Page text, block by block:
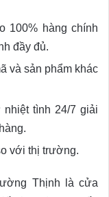
100% hàng chính
đầy đủ.
và sản phẩm khác
tình 24/7 giải
với thị trường.
Thịnh là cửa